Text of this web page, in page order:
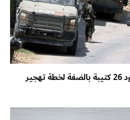
خبير عسكري يكشف وجود 26 كتيبة بالضفة لخطة تهجير